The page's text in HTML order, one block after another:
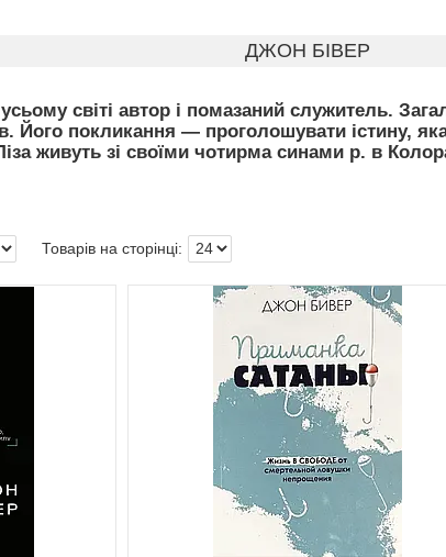
ДЖОН БІВЕР
світі автор і помазаний служитель.
Його покликання — проголошувати істину,
живуть зі своїми чотирма синами р. в